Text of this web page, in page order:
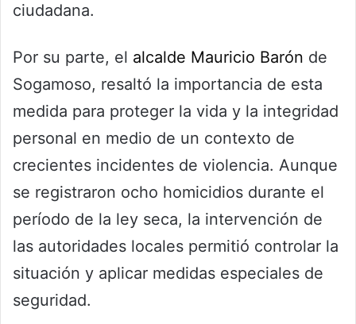
ciudadana.
Por su parte, el alcalde Mauricio Barón de
Sogamoso, resaltó la importancia de esta
medida para proteger la vida y la integridad
personal en medio de un contexto de
crecientes incidentes de violencia. Aunque
se registraron ocho homicidios durante el
período de la ley seca, la intervención de
las autoridades locales permitió controlar la
situación y aplicar medidas especiales de
seguridad.